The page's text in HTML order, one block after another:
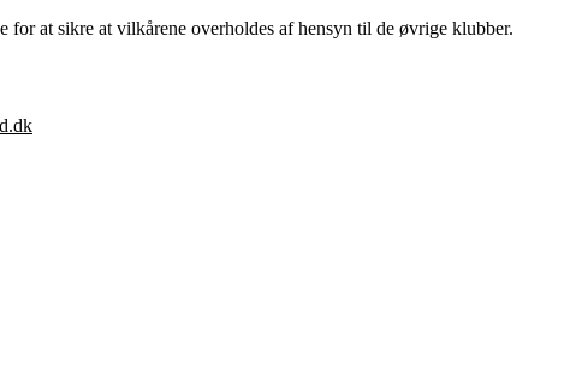
at sikre at vilkårene overholdes af hensyn til de øvrige klubber.